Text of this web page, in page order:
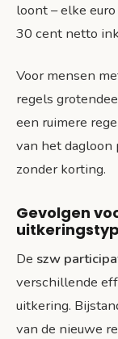
loont – elke
30 cent netto
Voor mensen
regels
een ruimere
van het dagloon
zonder korting.
Gevolgen
De szw
verschillende
uitkering.
van de nieuwe